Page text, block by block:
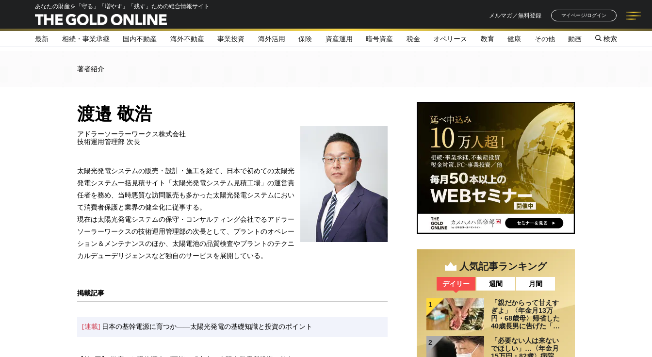
あなたの財産を「守る」「増やす」「残す」ための総合情報サイト
メルマガ／無料登録
マイページ/ログイン
記事一覧
著者一覧
最新 相続・事業承継 国内不動産 海外不動産 事業投資 海外活用 保険 資産運用 暗号資産 税金 オペリース 教育 健康 その他 動画 検索
著者紹介
渡邉 敬浩
アドラーソーラーワークス株式会社
技術運用管理部 次長
太陽光発電システムの販売・設計・施工を経て、日本で初めての太陽光
発電システム一括見積サイト「太陽光発電システム見積工場」の運営責
任者を務め、当時悪質な訪問販売も多かった太陽光発電システムにおい
て消費者保護と業界の健全化に従事する。
現在は太陽光発電システムの保守・コンサルティング会社でるアドラー
ソーラーワークスの技術運用管理部の次長として、プラントのオペレー
ション＆メンテナンスのほか、太陽電池の品質検査やプラントのテクニ
カルデューデリジェンスなど独自のサービスを展開している。
掲載記事
[連載] 日本の基幹電源に育つか――太陽光発電の基礎知識と投資のポイント
人気記事ランキング
デイリー 週間 月間
1
「親だからって甘えす
ぎよ」〈年金月13万
円・68歳母〉帰省した
40歳長男に告げた「も
2
「必要ない人は来ない
でほしい」…〈年金月